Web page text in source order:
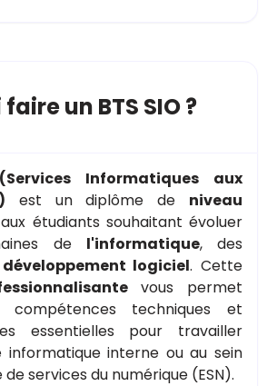
un BTS SIO ?
Informatiques aux
est un diplôme de niveau
étudiants souhaitant évoluer
de l'informatique, des
développement logiciel. Cette
vous permet
compétences techniques et
essentielles pour travailler
informatique interne ou au sein
services du numérique (ESN).